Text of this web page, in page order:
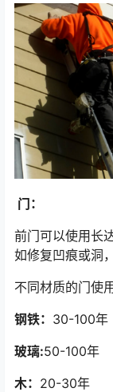
门：
前门可以使用长
如修复凹痕或洞
不同材质的门使
钢铁： 30-100年
玻璃:50-100年
木： 20-30年